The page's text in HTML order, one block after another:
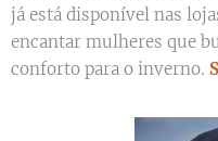
já está disponível nas
encantar mulheres que
conforto para o inverno.